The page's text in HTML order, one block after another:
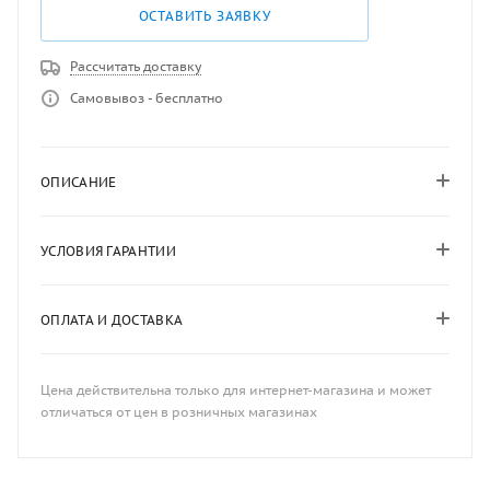
ОСТАВИТЬ ЗАЯВКУ
Рассчитать доставку
Самовывоз - бесплатно
ОПИСАНИЕ
УСЛОВИЯ ГАРАНТИИ
ОПЛАТА И ДОСТАВКА
Цена действительна только для интернет-магазина и может
отличаться от цен в розничных магазинах